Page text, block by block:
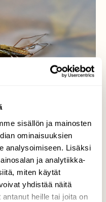
sisällön ja mainosten
ominaisuuksien
analysoimiseen. Lisäksi
ja analytiikka-
miten käytät
yhdistää näitä
heille tai joita on